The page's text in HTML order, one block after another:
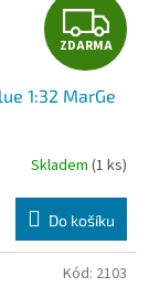
Z
D
A
R
M
A
ZDARMA
1:32 MarGe
Skladem (1 ks)
Do košíku
Kód: 2103